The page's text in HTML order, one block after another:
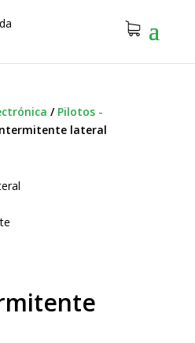
/ Pilotos -
lateral